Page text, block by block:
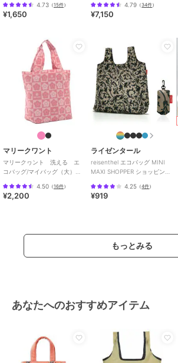
4.73 （15件）
¥1,650
4.79 （34件）
¥7,150
マリークワント
マリークヮント 洗える エ
コバッグ/マイバッグ（大）
4.50 （16件）
¥2,200
ライゼンタール
reisenthel エコバッグ MINI
MAXI SHOPPER ショッピング
4.25 （4件）
¥919
もっとみる
あなたへのおすすめアイテム